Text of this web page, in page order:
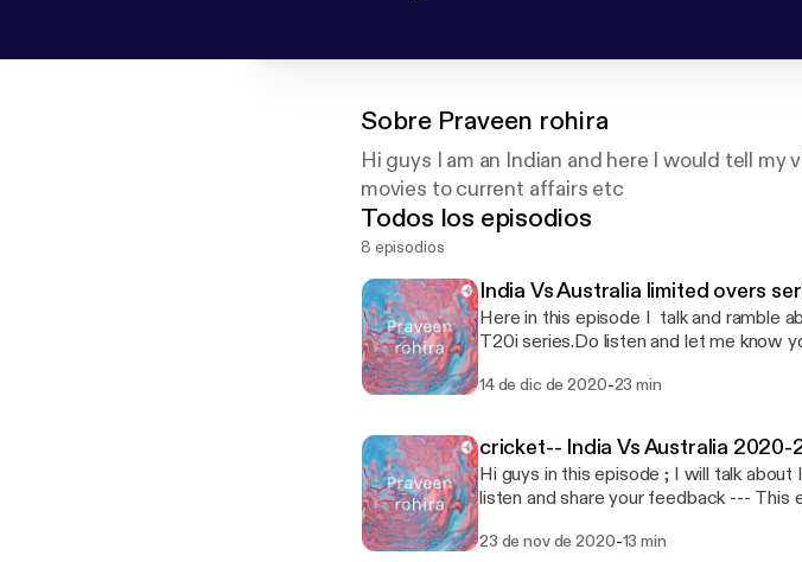
Sobre Praveen rohira
Hi guys I am an Indian and here I would tell
movies to current affairs etc
Todos los episodios
8 episodios
India Vs Australia limited overs
Here in this episode I talk and ramble
T20i series.Do listen and let me know
podcast. https://anchor.fm/app [https://
14 de dic de 2020-23 min
cricket-- India Vs Australia 2020-
Hi guys in this episode ; I will talk
listen and share your feedback --- This episode is sponsored by · Anchor: The easiest way to
23 de nov de 2020-13 min